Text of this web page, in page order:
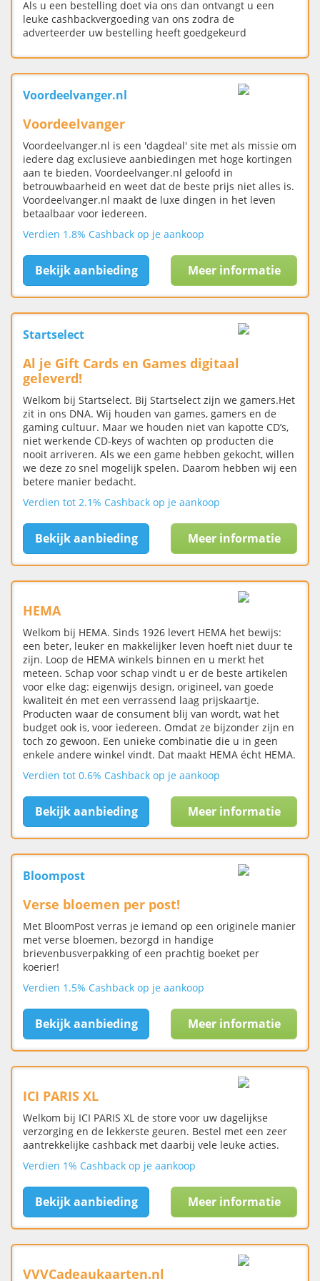
Als u een bestelling doet via ons dan ontvangt u een
leuke cashbackvergoeding van ons zodra de
adverteerder uw bestelling heeft goedgekeurd
Voordeelvanger.nl
Voordeelvanger
Voordeelvanger.nl is een 'dagdeal' site met als missie om
iedere dag exclusieve aanbiedingen met hoge kortingen
aan te bieden. Voordeelvanger.nl geloofd in
betrouwbaarheid en weet dat de beste prijs niet alles is.
Voordeelvanger.nl maakt de luxe dingen in het leven
betaalbaar voor iedereen.
Verdien 1.8% Cashback op je aankoop
Bekijk aanbieding Meer informatie
Startselect
Al je Gift Cards en Games digitaal
geleverd!
Welkom bij Startselect. Bij Startselect zijn we gamers.Het
zit in ons DNA. Wij houden van games, gamers en de
gaming cultuur. Maar we houden niet van kapotte CD’s,
niet werkende CD-keys of wachten op producten die
nooit arriveren. Als we een game hebben gekocht, willen
we deze zo snel mogelijk spelen. Daarom hebben wij een
betere manier bedacht.
Verdien tot 2.1% Cashback op je aankoop
Bekijk aanbieding Meer informatie
HEMA
Welkom bij HEMA. Sinds 1926 levert HEMA het bewijs:
een beter, leuker en makkelijker leven hoeft niet duur te
zijn. Loop de HEMA winkels binnen en u merkt het
meteen. Schap voor schap vindt u er de beste artikelen
voor elke dag: eigenwijs design, origineel, van goede
kwaliteit én met een verrassend laag prijskaartje.
Producten waar de consument blij van wordt, wat het
budget ook is, voor iedereen. Omdat ze bijzonder zijn en
toch zo gewoon. Een unieke combinatie die u in geen
enkele andere winkel vindt. Dat maakt HEMA écht HEMA.
Verdien tot 0.6% Cashback op je aankoop
Bekijk aanbieding Meer informatie
Bloompost
Verse bloemen per post!
Met BloomPost verras je iemand op een originele manier
met verse bloemen, bezorgd in handige
brievenbusverpakking of een prachtig boeket per
koerier!
Verdien 1.5% Cashback op je aankoop
Bekijk aanbieding Meer informatie
ICI PARIS XL
Welkom bij ICI PARIS XL de store voor uw dagelijkse
verzorging en de lekkerste geuren. Bestel met een zeer
aantrekkelijke cashback met daarbij vele leuke acties.
Verdien 1% Cashback op je aankoop
Bekijk aanbieding Meer informatie
VVVCadeaukaarten.nl